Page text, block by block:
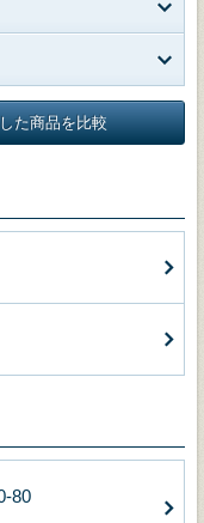
た商品を比較
80